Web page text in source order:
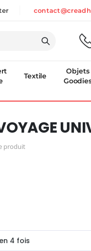
Textile
Objets
produit